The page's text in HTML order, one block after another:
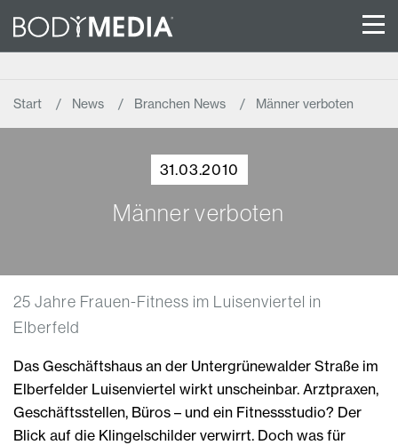
Start News Branchen News Männer verboten
31.03.2010
Männer verboten
25 Jahre Frauen-Fitness im Luisenviertel in
Elberfeld
Das Geschäftshaus an der Untergrünewalder Straße im
Elberfelder Luisenviertel wirkt unscheinbar. Arztpraxen,
Geschäftsstellen, Büros – und ein Fitnessstudio? Der
Blick auf die Klingelschilder verwirrt. Doch was für